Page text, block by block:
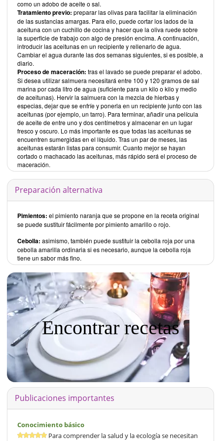
como un adobo de aceite o sal.
Tratamiento previo: preparar las olivas para facilitar la eliminación
de las sustancias amargas. Para ello, puede cortar los lados de la
aceituna con un cuchillo de cocina y hacer que la oliva ruede sobre
la superficie de trabajo con algo de presión encima. A continuación,
introducir las aceitunas en un recipiente y rellenarlo de agua.
Cambiar el agua durante las dos semanas siguientes, si es posible, a
diario.
Proceso de maceración: tras el lavado se puede preparar el adobo.
Si desea utilizar salmuera necesitará entre 100 y 120 gramos de sal
marina por cada litro de agua (suficiente para un kilo o kilo y medio
de aceitunas). Hervir la salmuera con la mezcla de hierbas y
especias, dejar que se enfríe y ponerla en un recipiente junto con las
aceitunas (por ejemplo, un tarro). Para terminar, añadir una película
de aceite de entre uno y dos centímetros y almacenar en un lugar
fresco y oscuro. Lo más importante es que todas las aceitunas se
encuentren sumergidas en el líquido. Tras un par de meses, las
aceitunas estarán listas para consumir. Cuanto mejor se hayan
cortado o machacado las aceitunas, más rápido será el proceso de
maceración.
Preparación alternativa
Pimientos: el pimiento naranja que se propone en la receta original
se puede sustituir fácilmente por pimiento amarillo o rojo.
Cebolla: asimismo, también puede sustituir la cebolla roja por una
cebolla amarilla ordinaria si es necesario, aunque la cebolla roja
tiene un sabor más fino.
Encontrar recetas
Publicaciones importantes
Conocimiento básico
Para comprender la salud y la ecología se necesitan